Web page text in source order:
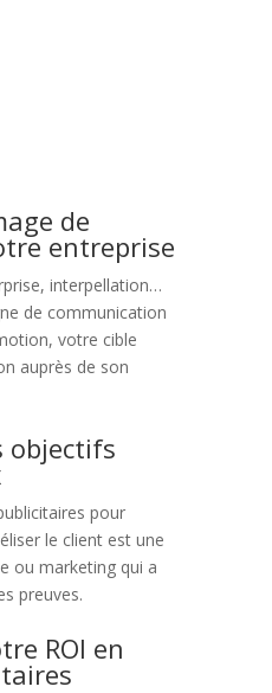
de
entreprise
interpellation…
de communication
votre cible
auprès de son
objectifs
pour
le client est une
ou marketing qui a
preuves.
ROI en